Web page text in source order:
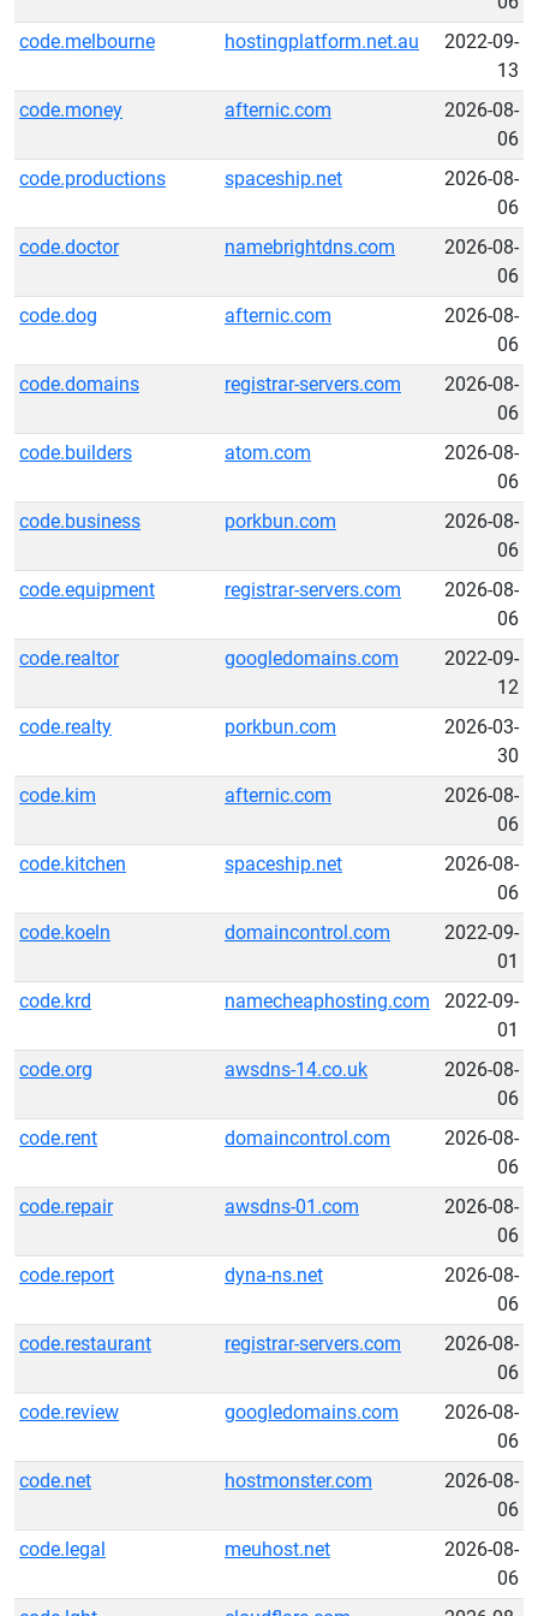
code.melbourne
hostingplatform.net.au
2022-09-
13
code.money
afternic.com
2026-08-
06
code.productions
spaceship.net
2026-08-
06
code.doctor
namebrightdns.com
2026-08-
06
code.dog
afternic.com
2026-08-
06
code.domains
registrar-servers.com
2026-08-
06
code.builders
atom.com
2026-08-
06
code.business
porkbun.com
2026-08-
06
code.equipment
registrar-servers.com
2026-08-
06
code.realtor
googledomains.com
2022-09-
12
code.realty
porkbun.com
2026-03-
30
code.kim
afternic.com
2026-08-
06
code.kitchen
spaceship.net
2026-08-
06
code.koeln
domaincontrol.com
2022-09-
01
code.krd
namecheaphosting.com
2022-09-
01
code.org
awsdns-14.co.uk
2026-08-
06
code.rent
domaincontrol.com
2026-08-
06
code.repair
awsdns-01.com
2026-08-
06
code.report
dyna-ns.net
2026-08-
06
code.restaurant
registrar-servers.com
2026-08-
06
code.review
googledomains.com
2026-08-
06
code.net
hostmonster.com
2026-08-
06
code.legal
meuhost.net
2026-08-
06